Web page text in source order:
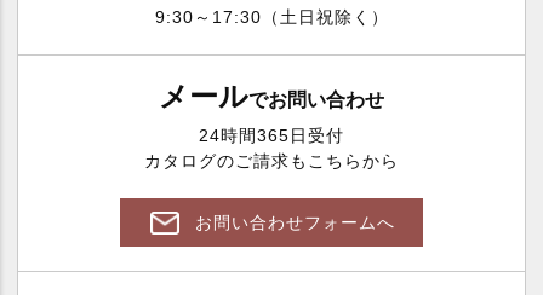
9:30～17:30（土日祝除く）
メールでお問い合わせ
24時間365日受付
カタログのご請求もこちらから
お問い合わせフォームへ